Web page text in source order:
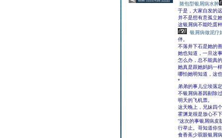
脓包型银屑病水肿
于是，大家自发的
并不是想有意孤立
这银屑病不能吃蛋
银屑病做泥疗
伴。
不落井下石是她的
她也知道，一旦这
怎么办，总不能真
她真是跟她妈妈一
哪怕她明知道，这
*
弟弟的事儿尘埃落
不银屑病基因剔除
明天的飞机票。
这天晚上，兄妹四
霍渊龙很是放心不
“这次的事银屑病皮
行举止。哥知道你
食香蕉少双眼银屑